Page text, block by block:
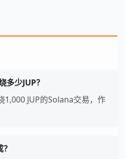
少JUP？
1,000 JUP的Solana交易，作